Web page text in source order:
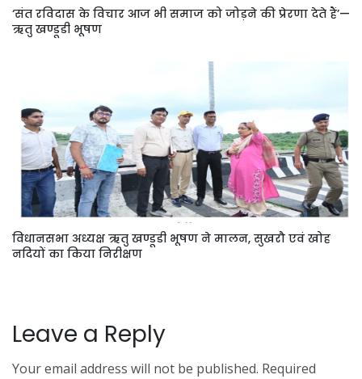
‘संत रविदास के विचार आज भी समाज को जोड़ने की प्रेरणा देते हैं’—
ऋतु खण्डूडी भूषण
विधानसभा अध्यक्ष ऋतु खण्डूडी भूषण ने मालन, सुखरौ एवं खोह
नदियों का किया निरीक्षण
Leave a Reply
Your email address will not be published. Required